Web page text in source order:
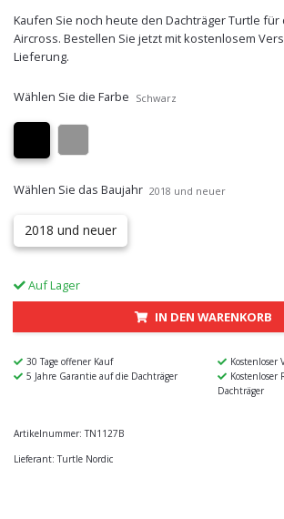
Kaufen Sie noch heute den Dachträger Turtle für
Aircross. Bestellen Sie jetzt mit kostenlosem
Lieferung.
Wählen Sie die Farbe Schwarz
Wählen Sie das Baujahr 2018 und neuer
2018 und neuer
Auf Lager
IN DEN WARENKORB
30 Tage offener Kauf
Kostenloser
5 Jahre Garantie auf die Dachträger
Kostenloser
Dachträger
Artikelnummer: TN1127B
Lieferant: Turtle Nordic